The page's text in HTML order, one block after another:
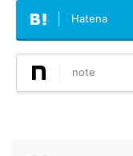
Hatena
note